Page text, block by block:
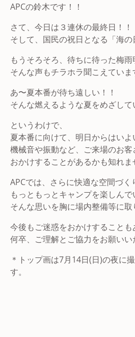
APCの鈴木です！！
さて、今日は３連休の最終日！！
そして、国民の祝日となる「海の
もうそろそろ、待ちに待った梅雨
そんな声もチラホラ聞こえてい
あ〜夏本番が待ち遠しい！！
そんな燃えるような夏をめざし
というわけで、
夏本番に向けて、明日からはい
機械音や振動など、ご来場のお
おかけすることがあるかも知れま
APCでは、さらに快適な空間づく
もっともっとキャンプを楽しんで
そんな思いを胸に場内整備等に取
今後もご迷惑をおかけすることも
何卒、ご理解とご協力をお願いい
＊トップ画は7月14日(日)の夜に
す。